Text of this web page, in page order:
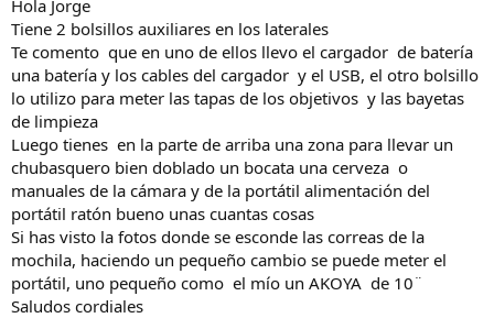
Hola Jorge
Tiene 2 bolsillos auxiliares en los laterales
Te comento que en uno de ellos llevo el cargador de batería
una batería y los cables del cargador y el USB, el otro bolsillo
lo utilizo para meter las tapas de los objetivos y las bayetas
de limpieza
Luego tienes en la parte de arriba una zona para llevar un
chubasquero bien doblado un bocata una cerveza o
manuales de la cámara y de la portátil alimentación del
portátil ratón bueno unas cuantas cosas
Si has visto la fotos donde se esconde las correas de la
mochila, haciendo un pequeño cambio se puede meter el
portátil, uno pequeño como el mío un AKOYA de 10¨
Saludos cordiales